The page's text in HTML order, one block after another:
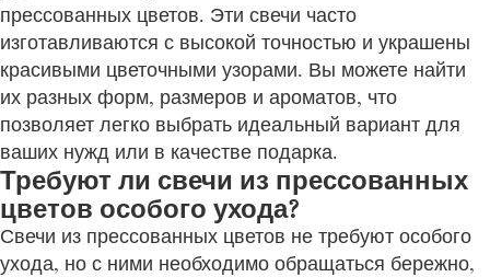
прессованных цветов. Эти свечи часто
изготавливаются с высокой точностью и украшены
красивыми цветочными узорами. Вы можете найти
их разных форм, размеров и ароматов, что
позволяет легко выбрать идеальный вариант для
ваших нужд или в качестве подарка.
Требуют ли свечи из прессованных
цветов особого ухода?
Свечи из прессованных цветов не требуют особого
ухода, но с ними необходимо обращаться бережно,